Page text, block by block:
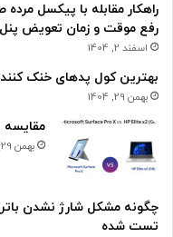
راهکار مقابله با پیکسل
رفع موقت و زمان تعویض پنل
اسفند 2, 1404
بهترین کول پدهای خنک
بهمن 29, 1404
مقایسه Surface Pro 8 و HP Elite x2 G8
بهمن 29, 1404
چگونه مشکل شارژ نشدن
تست شده